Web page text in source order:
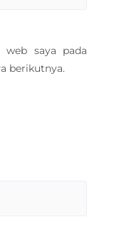
saya pada
berikutnya.